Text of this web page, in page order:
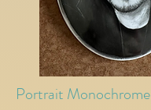
Portrait Monochrome